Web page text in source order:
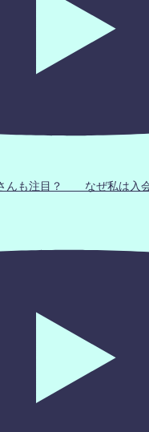
んも注目？ なぜ私は入